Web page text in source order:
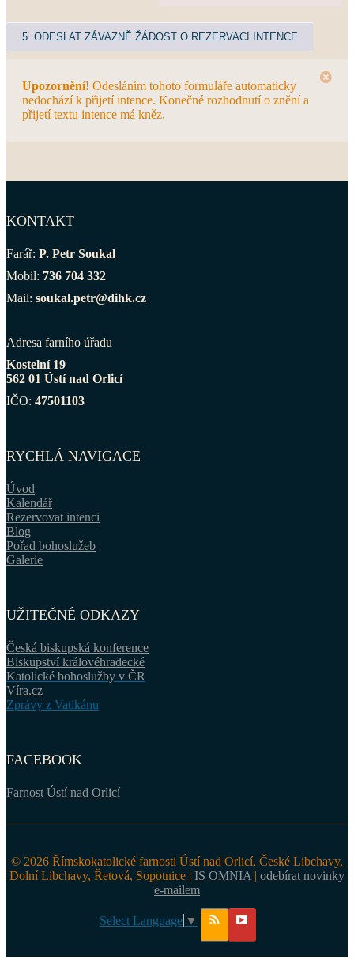
Upozornění! Odesláním tohoto formuláře automaticky
nedochází k přijetí intence. Konečné rozhodnutí o znění a
přijetí textu intence má kněz.
KONTAKT
Farář: P. Petr Soukal
Mobil: 736 704 332
Mail: soukal.petr@dihk.cz
Adresa farního úřadu
Kostelní 19
562 01 Ústí nad Orlicí
IČO: 47501103
RYCHLÁ NAVIGACE
Úvod
Kalendář
Rezervovat intenci
Blog
Pořad bohoslužeb
Galerie
UŽITEČNÉ ODKAZY
Česká biskupská konference
Biskupství královéhradecké
Katolické bohoslužby v ČR
Víra.cz
Zprávy z Vatikánu
FACEBOOK
Farnost Ústí nad Orlicí
© 2026 Římskokatolické farnosti Ústí nad Orlicí, České Libchavy,
Dolní Libchavy, Řetová, Sopotnice | IS OMNIA | odebírat novinky
e-mailem
Select Language ▼